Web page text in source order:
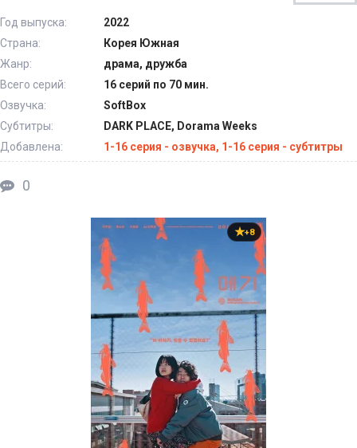
Год выпуска:
2022
Страна:
Корея Южная
Жанр:
драма, дружба
Всего серий:
16 серий по 70 мин.
Озвучка:
SoftBox
Субтитры:
DARK PLACE, Dorama Weeks
Добавлена:
1-16 серия - озвучка, 1-16 серия - субтитры
0
+8